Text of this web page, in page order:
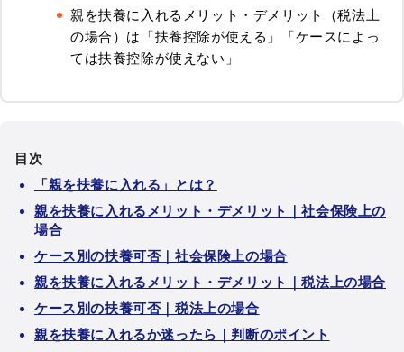
親を扶養に入れるメリット・デメリット（税法上
の場合）は「扶養控除が使える」「ケースによっ
ては扶養控除が使えない」
目次
「親を扶養に入れる」とは？
親を扶養に入れるメリット・デメリット｜社会保険上の
場合
ケース別の扶養可否｜社会保険上の場合
親を扶養に入れるメリット・デメリット｜税法上の場合
ケース別の扶養可否｜税法上の場合
親を扶養に入れるか迷ったら｜判断のポイント